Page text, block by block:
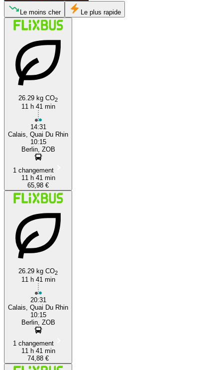
Calais
Le moins cher Le plus rapide
26.29 kg CO2
11 h 41 min
14:31
Calais, Quai Du Rhin
10:15
Berlin, ZOB
1 changement
11 h 41 min
65,98 €
26.29 kg CO2
11 h 41 min
20:31
Calais, Quai Du Rhin
10:15
Berlin, ZOB
1 changement
11 h 41 min
74,88 €